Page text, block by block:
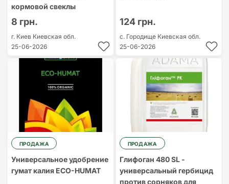
кормовой свеклы
8 грн.
г. Киев Киевская обл.
25-06-2026
124 грн.
с. Городище Киевская обл.
25-06-2026
ПРОДАЖА
Универсальное удобрение
гумат калия ECO-HUMAT
ПРОДАЖА
Глифоган 480 SL -
универсальный гербицид
против сорняков для